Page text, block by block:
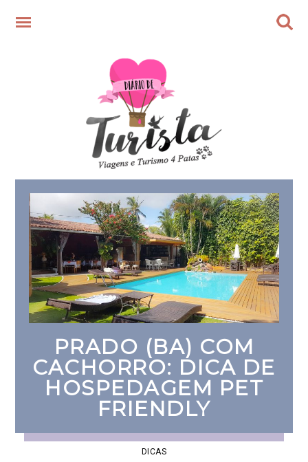
PRADO (BA) COM
CACHORRO: DICA DE
HOSPEDAGEM PET
FRIENDLY
DICAS